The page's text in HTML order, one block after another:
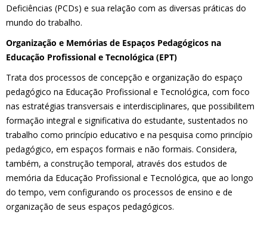
Deficiências (PCDs) e sua relação com as diversas práticas do
mundo do trabalho.
Organização e Memórias de Espaços Pedagógicos na
Educação Profissional e Tecnológica (EPT)
Trata dos processos de concepção e organização do espaço
pedagógico na Educação Profissional e Tecnológica, com foco
nas estratégias transversais e interdisciplinares, que possibilitem
formação integral e significativa do estudante, sustentados no
trabalho como princípio educativo e na pesquisa como princípio
pedagógico, em espaços formais e não formais. Considera,
também, a construção temporal, através dos estudos de
memória da Educação Profissional e Tecnológica, que ao longo
do tempo, vem configurando os processos de ensino e de
organização de seus espaços pedagógicos.